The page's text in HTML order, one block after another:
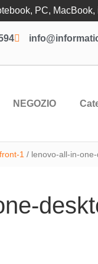
PC,
NEGOZIO
1 / lenovo-all-in-